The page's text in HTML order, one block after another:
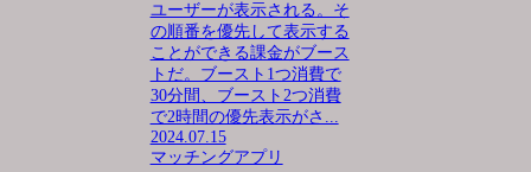
ユーザーが表示される。そ
の順番を優先して表示する
ことができる課金がブース
トだ。ブースト1つ消費で
30分間、ブースト2つ消費
で2時間の優先表示がさ...
2024.07.15
マッチングアプリ